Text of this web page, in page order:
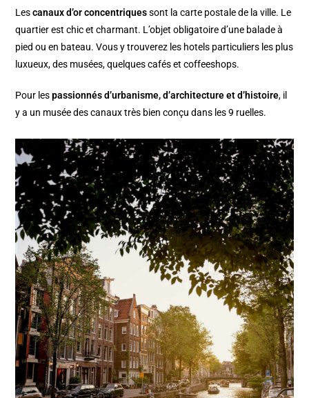
Lescanaux d’or concentriquessont la carte postale de la ville. Le
quartier est chic et charmant. L’objet obligatoire d’une balade à
pied ou en bateau. Vous y trouverez les hotels particuliers les plus
luxueux, des musées, quelques cafés et coffeeshops.
Pour lespassionnés d’urbanisme, d’architecture et d’histoire, il
y a un musée des canaux très bien conçu dans les 9 ruelles.